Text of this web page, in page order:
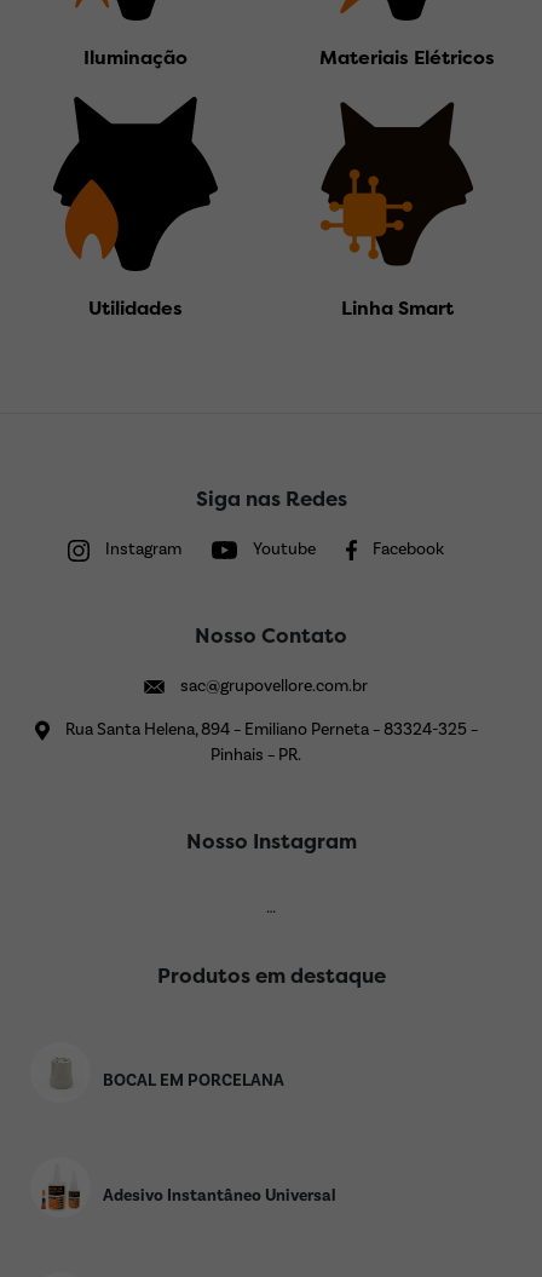
Iluminação Materiais Elétricos
Utilidades Linha Smart
Siga nas Redes
Instagram Youtube Facebook
Nosso Contato
sac@grupovellore.com.br
Rua Santa Helena, 894 – Emiliano Perneta – 83324-325 –
Pinhais – PR.
Nosso Instagram
…
Produtos em destaque
BOCAL EM PORCELANA
Adesivo Instantâneo Universal